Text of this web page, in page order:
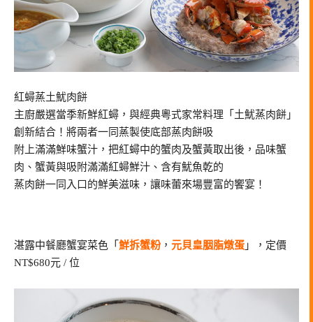
紅蟳蒸土魷肉餅
主廚嚴選當季新鮮紅蟳，與經典粵式家常料理「土魷蒸肉餅」
創新結合！將兩者一同蒸製使底部蒸肉餅吸
附上滿滿鮮味蟹汁，把紅蟳中的蟹肉及蟹黃取出後，品味蟹
肉、蟹黃與吸附滿滿紅蟳鮮汁、含有魷魚乾的
蒸肉餅一同入口的鮮美滋味，讓味蕾來場豐富的饗宴！
湛露中餐廳蟹宴菜色「 鮮拆蟹粉， 元貝皇胭脂燉蛋 」，定價
NT$680元 / 位